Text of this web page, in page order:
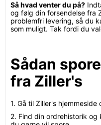
Så hvad venter du på?
og følg din forsendelse fra
problemfri levering, så du
som muligt. Tak fordi du
Sådan
fra Ziller's
1. Gå til Ziller's
2. Find din ordrehistorik